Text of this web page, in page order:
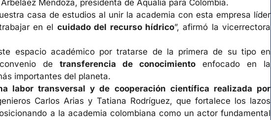
Mendoza, presidenta de Aqualia para Colombia.
casa de estudios al unir la academia con esta empresa líder
en el cuidado del recurso hídrico”, afirmó la vicerrectora
espacio académico por tratarse de la primera de su tipo en
de transferencia de conocimiento enfocado en la
importantes del planeta.
labor transversal y de cooperación científica realizada por
Carlos Arias y Tatiana Rodríguez, que fortalece los lazos
a la academia colombiana como un actor fundamental